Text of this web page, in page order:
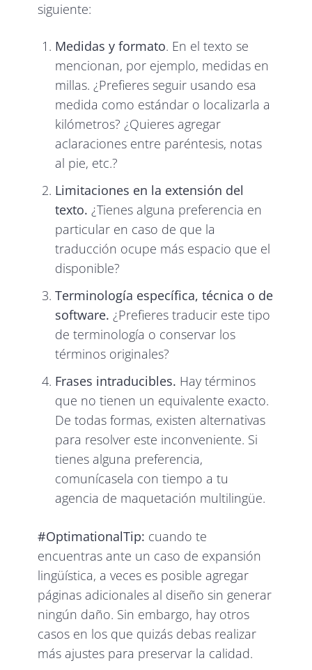
siguiente:
Medidas y formato. En el texto se
mencionan, por ejemplo, medidas en
millas. ¿Prefieres seguir usando esa
medida como estándar o localizarla a
kilómetros? ¿Quieres agregar
aclaraciones entre paréntesis, notas
al pie, etc.?
Limitaciones en la extensión del
texto. ¿Tienes alguna preferencia en
particular en caso de que la
traducción ocupe más espacio que el
disponible?
Terminología específica, técnica o de
software. ¿Prefieres traducir este tipo
de terminología o conservar los
términos originales?
Frases intraducibles. Hay términos
que no tienen un equivalente exacto.
De todas formas, existen alternativas
para resolver este inconveniente. Si
tienes alguna preferencia,
comunícasela con tiempo a tu
agencia de maquetación multilingüe.
#OptimationalTip: cuando te
encuentras ante un caso de expansión
lingüística, a veces es posible agregar
páginas adicionales al diseño sin generar
ningún daño. Sin embargo, hay otros
casos en los que quizás debas realizar
más ajustes para preservar la calidad.